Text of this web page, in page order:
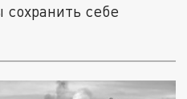
сохранить себе